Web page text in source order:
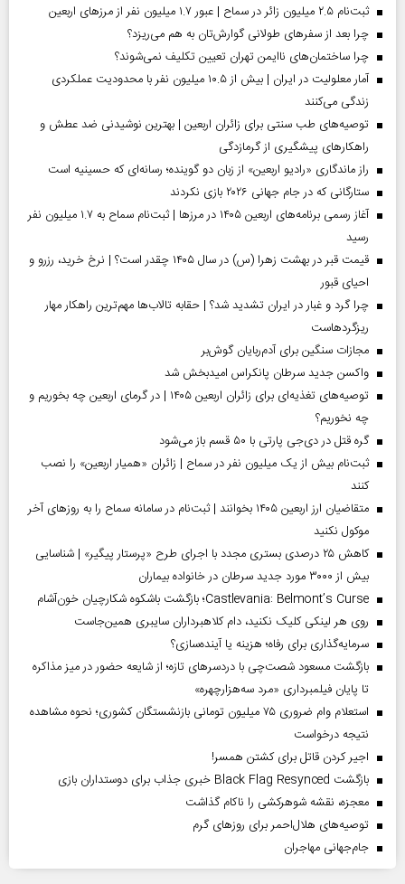
ثبت‌نام ۲.۵ میلیون زائر در سماح | عبور ۱.۷ میلیون نفر از مرز‌های اربعین
چرا بعد از سفرهای طولانی گوارش‌تان به هم می‌ریزد؟
چرا ساختمان‌های ناایمن تهران تعیین تکلیف نمی‌شوند؟
آمار معلولیت در ایران | بیش از ۱۰.۵ میلیون نفر با محدودیت عملکردی
زندگی می‌کنند
توصیه‌های طب سنتی برای زائران اربعین | بهترین نوشیدنی ضد عطش و
راهکارهای پیشگیری از گرمازدگی
راز ماندگاری «رادیو اربعین» از زبان دو گوینده؛ رسانه‌ای که حسینیه است
ستارگانی که در جام جهانی ۲۰۲۶ بازی نکردند
آغاز رسمی برنامه‌های اربعین ۱۴۰۵ در مرز‌ها | ثبت‌نام سماح به ۱.۷ میلیون نفر
رسید
قیمت قبر در بهشت زهرا (س) در سال ۱۴۰۵ چقدر است؟ | نرخ خرید، رزرو و
احیای قبور
چرا گرد و غبار در ایران تشدید شد؟ | حقابه تالاب‌ها مهم‌ترین راهکار مهار
ریزگردهاست
مجازات سنگین برای آدم‌ربایان گوش‌بر
واکسن جدید سرطان پانکراس امیدبخش شد
توصیه‌های تغذیه‌ای برای زائران اربعین ۱۴۰۵ | در گرمای اربعین چه بخوریم و
چه نخوریم؟
گره قتل در دی‌جی پارتی با ۵۰ قسم باز می‌شود
ثبت‌نام بیش از یک میلیون نفر در سماح | زائران «همیار اربعین» را نصب
کنند
متقاضیان ارز اربعین ۱۴۰۵ بخوانند | ثبت‌نام در سامانه سماح را به روز‌های آخر
موکول نکنید
کاهش ۲۵ درصدی بستری مجدد با اجرای طرح «پرستار پیگیر» | شناسایی
بیش از ۳۰۰۰ مورد جدید سرطان در خانواده بیماران
Castlevania: Belmont’s Curse؛ بازگشت باشکوه شکارچیان خون‌آشام
روی هر لینکی کلیک نکنید، دام کلاهبرداران سایبری همین‌جاست
سرمایه‌گذاری برای رفاه؛ هزینه یا آینده‌سازی؟
بازگشت مسعود شصت‌چی با دردسر‌های تازه؛ از شایعه حضور در میز مذاکره
تا پایان فیلمبرداری «مرد سه‌هزارچهره»
استعلام وام ضروری ۷۵ میلیون تومانی بازنشستگان کشوری؛ نحوه مشاهده
نتیجه درخواست
اجیر کردن قاتل برای کشتن همسر!
بازگشت Black Flag Resynced خبری جذاب برای دوستداران بازی
معجزه، نقشه شوهرکشی را ناکام گذاشت
توصیه‌های هلال‌احمر برای روز‌های گرم
جام‌جهانی مهاجران